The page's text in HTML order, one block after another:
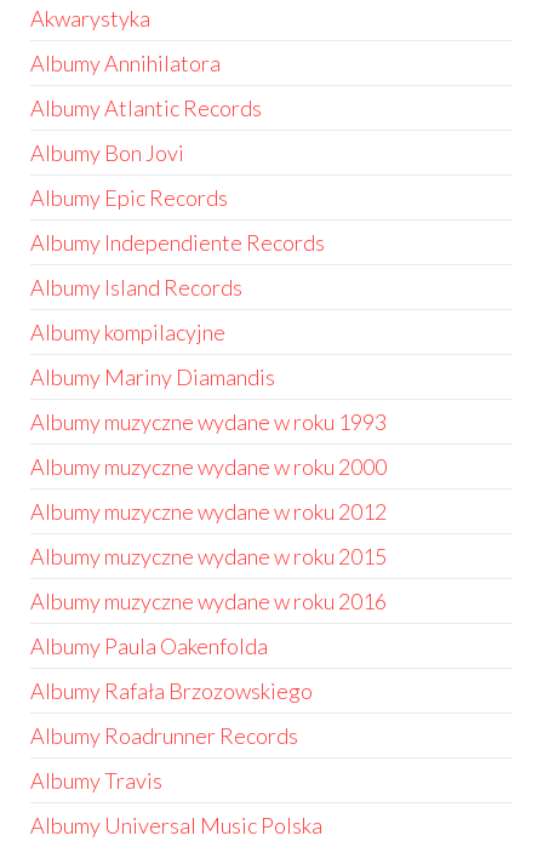
Akwarystyka
Albumy Annihilatora
Albumy Atlantic Records
Albumy Bon Jovi
Albumy Epic Records
Albumy Independiente Records
Albumy Island Records
Albumy kompilacyjne
Albumy Mariny Diamandis
Albumy muzyczne wydane w roku 1993
Albumy muzyczne wydane w roku 2000
Albumy muzyczne wydane w roku 2012
Albumy muzyczne wydane w roku 2015
Albumy muzyczne wydane w roku 2016
Albumy Paula Oakenfolda
Albumy Rafała Brzozowskiego
Albumy Roadrunner Records
Albumy Travis
Albumy Universal Music Polska